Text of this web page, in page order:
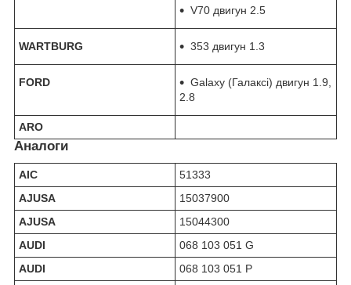
V70 двигун 2.5
WARTBURG 353 двигун 1.3
FORD
Galaxy (Галаксі) двигун 1.9,
2.8
ARO
Аналоги
AIC
51333
AJUSA
15037900
AJUSA
15044300
AUDI
068 103 051 G
AUDI
068 103 051 P